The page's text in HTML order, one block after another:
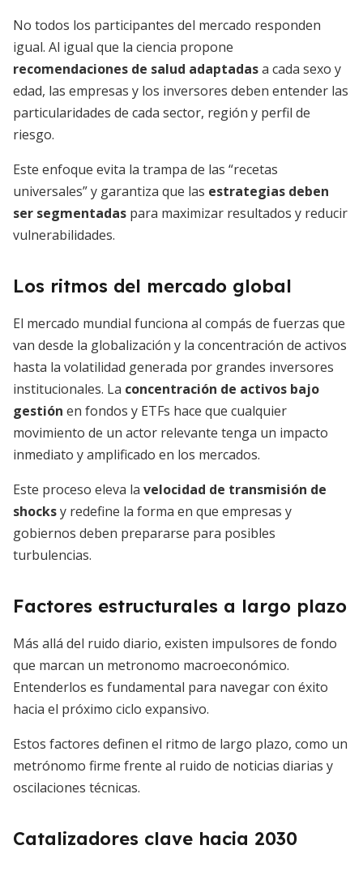
No todos los participantes del mercado responden
igual. Al igual que la ciencia propone
recomendaciones de salud adaptadasa cada sexo y
edad, las empresas y los inversores deben entender las
particularidades de cada sector, región y perfil de
riesgo.
Este enfoque evita la trampa de las “recetas
universales” y garantiza que las estrategias deben
ser segmentadas para maximizar resultados y reducir
vulnerabilidades.
Los ritmos del mercado global
El mercado mundial funciona al compás de fuerzas que
van desde la globalización y la concentración de activos
hasta la volatilidad generada por grandes inversores
institucionales. La concentración de activos bajo
gestión en fondos y ETFs hace que cualquier
movimiento de un actor relevante tenga un impacto
inmediato y amplificado en los mercados.
Este proceso eleva la velocidad de transmisión de
shocksy redefine la forma en que empresas y
gobiernos deben prepararse para posibles
turbulencias.
Factores estructurales a largo plazo
Más allá del ruido diario, existen impulsores de fondo
que marcan un metronomo macroeconómico.
Entenderlos es fundamental para navegar con éxito
hacia el próximo ciclo expansivo.
Estos factores definen el ritmo de largo plazo, como un
metrónomo firme frente al ruido de noticias diarias y
oscilaciones técnicas.
Catalizadores clave hacia 2030